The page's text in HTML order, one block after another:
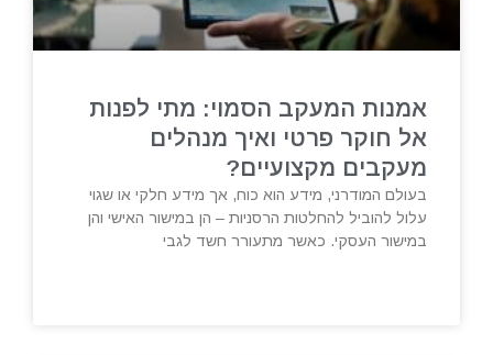
אמנות המעקב הסמוי: מתי לפנות
אל חוקר פרטי ואיך מנהלים
מעקבים מקצועיים?
בעולם המודרני, מידע הוא כוח, אך מידע חלקי או שגוי
עלול להוביל להחלטות הרסניות – הן במישור האישי והן
במישור העסקי. כאשר מתעורר חשד לגבי